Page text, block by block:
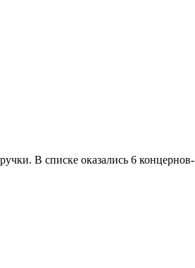
В списке оказались 6 концернов-